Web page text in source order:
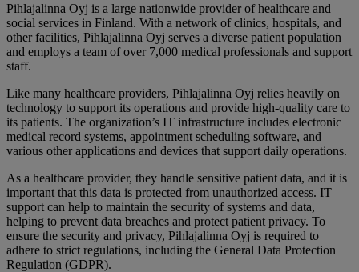
Pihlajalinna Oyj is a large nationwide provider of healthcare and
social services in Finland. With a network of clinics, hospitals, and
other facilities, Pihlajalinna Oyj serves a diverse patient population
and employs a team of over 7,000 medical professionals and support
staff.
Like many healthcare providers, Pihlajalinna Oyj relies heavily on
technology to support its operations and provide high-quality care to
its patients. The organization’s IT infrastructure includes electronic
medical record systems, appointment scheduling software, and
various other applications and devices that support daily operations.
As a healthcare provider, they handle sensitive patient data, and it is
important that this data is protected from unauthorized access. IT
support can help to maintain the security of systems and data,
helping to prevent data breaches and protect patient privacy. To
ensure the security and privacy, Pihlajalinna Oyj is required to
adhere to strict regulations, including the General Data Protection
Regulation (GDPR).